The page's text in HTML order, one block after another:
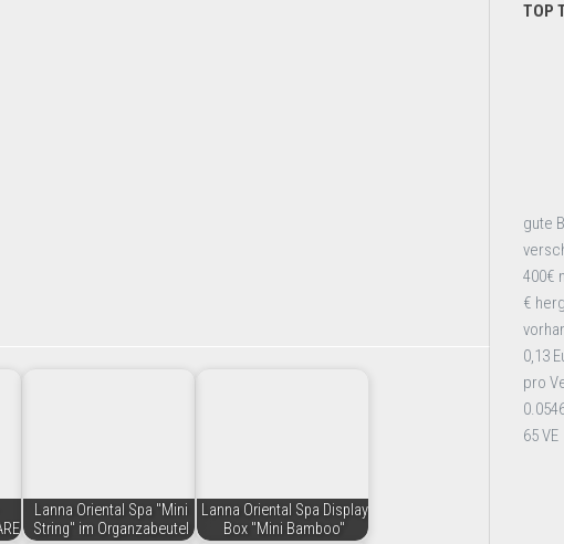
Lanna Oriental Spa "Mini
String" im Organzabeutel
Lanna Oriental Spa Display
Box "Mini Bamboo"
TOP
gute
400€
€
0,13
pro
65 VE